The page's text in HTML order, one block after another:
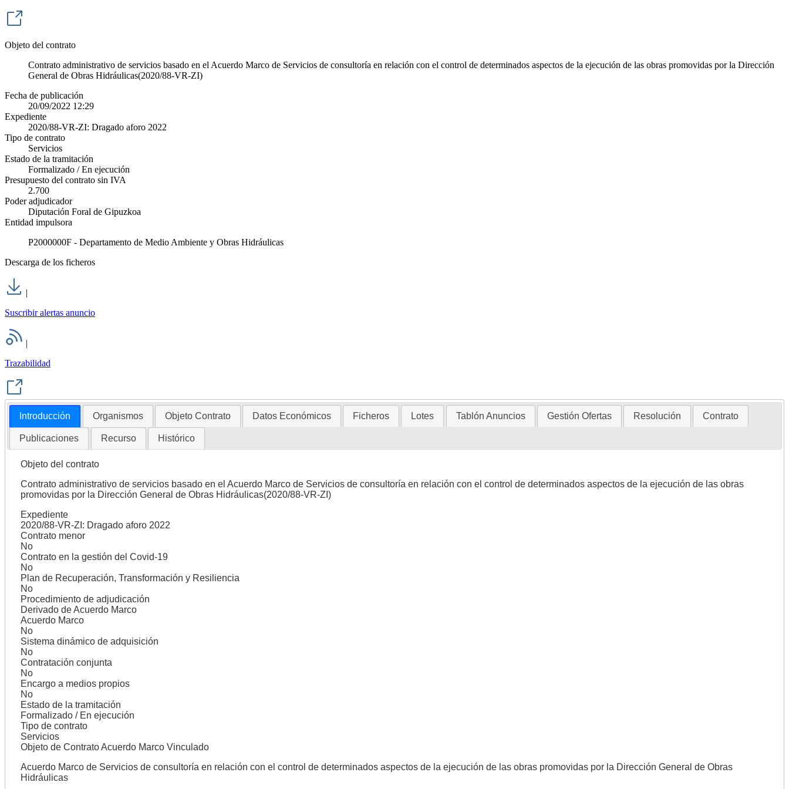
Objeto del contrato
Contrato administrativo de servicios basado en el Acuerdo Marco de Servicios de consultoría en relación con el control de determinados aspectos de la ejecución de las obras promovidas por la Dirección
General de Obras Hidráulicas(2020/88-VR-ZI)
Fecha de publicación
20/09/2022 12:29
Expediente
2020/88-VR-ZI: Dragado aforo 2022
Tipo de contrato
Servicios
Estado de la tramitación
Formalizado / En ejecución
Presupuesto del contrato sin IVA
2.700
Poder adjudicador
Diputación Foral de Gipuzkoa
Entidad impulsora
P2000000F - Departamento de Medio Ambiente y Obras Hidráulicas
Descarga de los ficheros
|
Suscribir alertas anuncio
|
Trazabilidad
Introducción Organismos Objeto Contrato Datos Económicos Ficheros Lotes Tablón Anuncios Gestión Ofertas Resolución Contrato
Publicaciones Recurso Histórico
Objeto del contrato
Contrato administrativo de servicios basado en el Acuerdo Marco de Servicios de consultoría en relación con el control de determinados aspectos de la ejecución de las obras
promovidas por la Dirección General de Obras Hidráulicas(2020/88-VR-ZI)
Expediente
2020/88-VR-ZI: Dragado aforo 2022
Contrato menor
No
Contrato en la gestión del Covid-19
No
Plan de Recuperación, Transformación y Resiliencia
No
Procedimiento de adjudicación
Derivado de Acuerdo Marco
Acuerdo Marco
No
Sistema dinámico de adquisición
No
Contratación conjunta
No
Encargo a medios propios
No
Estado de la tramitación
Formalizado / En ejecución
Tipo de contrato
Servicios
Objeto de Contrato Acuerdo Marco Vinculado
Acuerdo Marco de Servicios de consultoría en relación con el control de determinados aspectos de la ejecución de las obras promovidas por la Dirección General de Obras
Hidráulicas